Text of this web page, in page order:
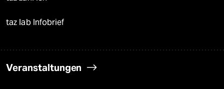
taz lab Infobrief
Veranstaltungen